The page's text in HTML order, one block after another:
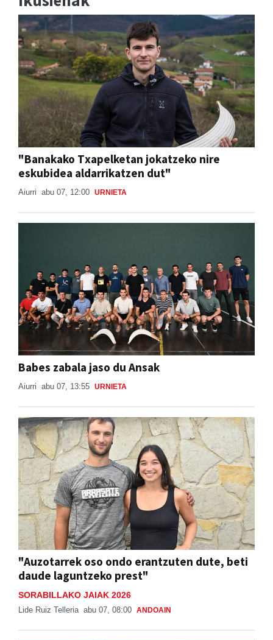
"Banakako Txapelketan jokatzeko nire
eskubidea aldarrikatzen dut"
Aiurri abu 07, 12:00 URNIETA
Babes zabala jaso du Ansak
Aiurri abu 07, 13:55 URNIETA
"Auzotarrek oso ondo erantzuten dute, beti
daude laguntzeko prest"
SORABILLAKO JAIAK 2026
Lide Ruiz Telleria abu 07, 08:00 ANDOAIN